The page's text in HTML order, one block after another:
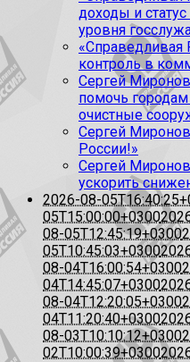
доходы и
уровня
«Справедливая
контроль в
Сергей
помочь городам
очистные
Сергей
России!»
Сергей
ускорить
2026-08-
05T15:00:00+0300
08-05T12:45:19+0300
05T10:45:03+0300
08-04T16:00:54+0300
04T14:45:07+0300
08-04T12:20:05+0300
04T11:20:40+0300
08-03T10:10:12+0300
02T10:00:39+0300